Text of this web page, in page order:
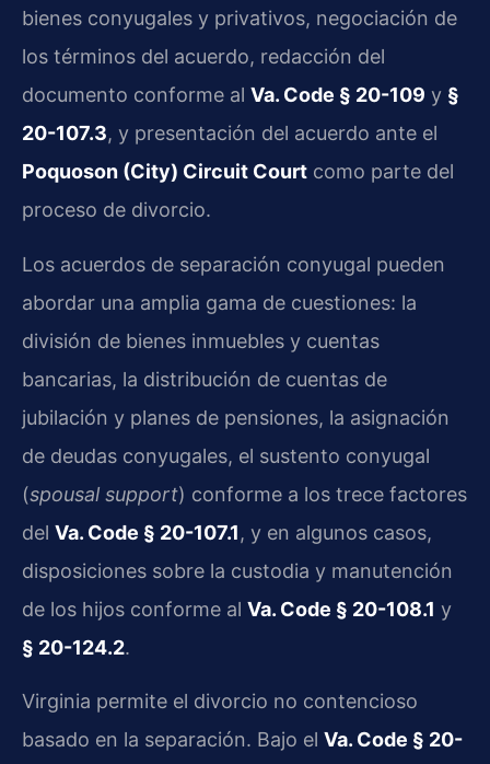
bienes conyugales y privativos, negociación de
los términos del acuerdo, redacción del
documento conforme al Va. Code § 20-109 y §
20-107.3, y presentación del acuerdo ante el
Poquoson (City) Circuit Court como parte del
proceso de divorcio.
Los acuerdos de separación conyugal pueden
abordar una amplia gama de cuestiones: la
división de bienes inmuebles y cuentas
bancarias, la distribución de cuentas de
jubilación y planes de pensiones, la asignación
de deudas conyugales, el sustento conyugal
(spousal support) conforme a los trece factores
del Va. Code § 20-107.1, y en algunos casos,
disposiciones sobre la custodia y manutención
de los hijos conforme al Va. Code § 20-108.1 y
§ 20-124.2.
Virginia permite el divorcio no contencioso
basado en la separación. Bajo el Va. Code § 20-